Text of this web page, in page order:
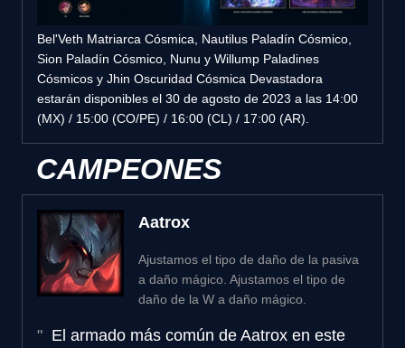
Bel'Veth Matriarca Cósmica, Nautilus Paladín Cósmico,
Sion Paladín Cósmico, Nunu y Willump Paladines
Cósmicos y Jhin Oscuridad Cósmica Devastadora
estarán disponibles el 30 de agosto de 2023 a las 14:00
(MX) / 15:00 (CO/PE) / 16:00 (CL) / 17:00 (AR).
CAMPEONES
Aatrox
Ajustamos el tipo de daño de la pasiva
a daño mágico. Ajustamos el tipo de
daño de la W a daño mágico.
El armado más común de Aatrox en este